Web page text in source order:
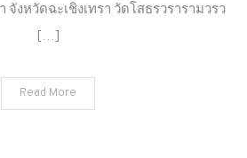
งหวัดฉะเชิงเทรา วัดโสธรวรารามวรว
[…]
Read More